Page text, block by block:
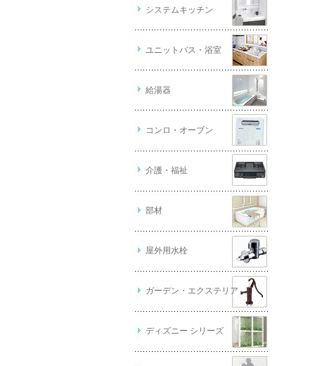
システムキッチン
ユニットバス・浴室
給湯器
コンロ・オーブン
介護・福祉
部材
屋外用水栓
ガーデン・エクステリア
ディズニー シリーズ